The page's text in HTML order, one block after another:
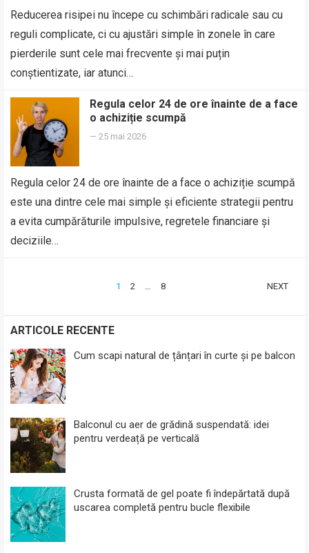
Reducerea risipei nu începe cu schimbări radicale sau cu
reguli complicate, ci cu ajustări simple în zonele în care
pierderile sunt cele mai frecvente și mai puțin
conștientizate, iar atunci…
Regula celor 24 de ore înainte de a face
o achiziție scumpă
—25 mai 2026
Regula celor 24 de ore înainte de a face o achiziție scumpă
este una dintre cele mai simple și eficiente strategii pentru
a evita cumpărăturile impulsive, regretele financiare și
deciziile…
1 2 … 8 NEXT
ARTICOLE RECENTE
Cum scapi natural de țânțari în curte și pe balcon
Balconul cu aer de grădină suspendată: idei
pentru verdeață pe verticală
Crusta formată de gel poate fi îndepărtată după
uscarea completă pentru bucle flexibile